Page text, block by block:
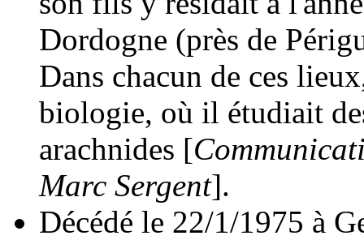
Dordogne (près de
Dans chacun de ces
biologie, où il étudiait
arachnides [
Marc Sergent].
Décédé le 22/1/1975 à